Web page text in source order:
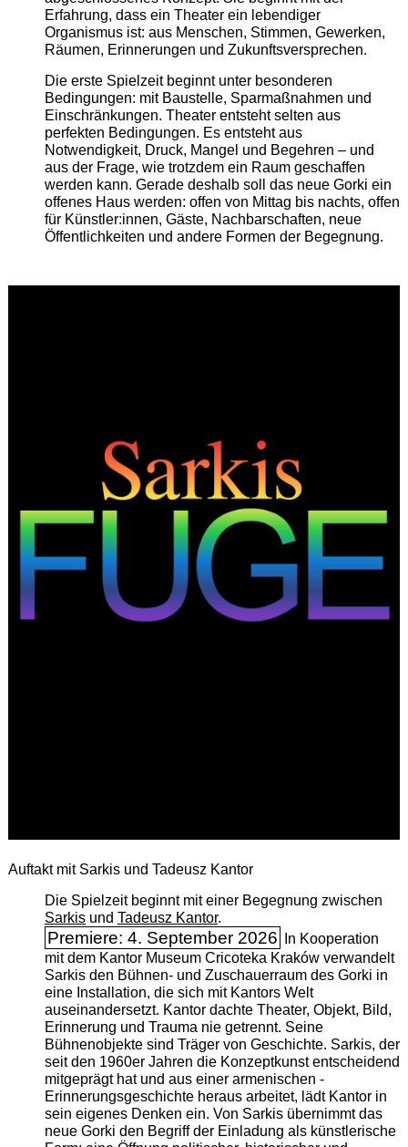
Erfahrung, dass ein Theater ein lebendiger
Organismus ist: aus Menschen, Stimmen, Gewerken,
Räumen, Erinnerungen und Zukunftsversprechen.
Die erste Spielzeit beginnt unter besonderen
Bedingungen: mit Baustelle, Sparmaßnahmen und
Einschränkungen. Theater entsteht selten aus
perfekten Bedingungen. Es entsteht aus
Notwendigkeit, Druck, Mangel und Begehren – und
aus der Frage, wie trotzdem ein Raum geschaffen
werden kann. Gerade deshalb soll das neue Gorki ein
offenes Haus werden: offen von Mittag bis nachts, offen
für Künstler:innen, Gäste, Nachbarschaften, neue
Öffentlichkeiten und andere Formen der Begegnung.
Auftakt mit Sarkis und Tadeusz Kantor
Die Spielzeit beginnt mit einer Begegnung zwischen
Sarkisund Tadeusz Kantor.
Premiere: 4. September 2026
In Kooperation
mit dem Kantor Museum Cricoteka Kraków verwandelt
Sarkis den Bühnen- und Zuschauerraum des Gorki in
eine Installation, die sich mit Kantors Welt
auseinandersetzt. Kantor dachte Theater, Objekt, Bild,
Erinnerung und Trauma nie getrennt. Seine
Bühnenobjekte sind Träger von Geschichte. Sarkis, der
seit den 1960er Jahren die Konzeptkunst entscheidend
mitgeprägt hat und aus einer armenischen ­
Erinnerungsgeschichte heraus arbeitet, lädt Kantor in
sein eigenes Denken ein. Von Sarkis übernimmt das
neue Gorki den Begriff der Einladung als künstlerische